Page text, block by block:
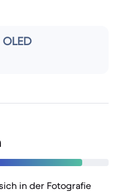
OLED
in der Fotografie